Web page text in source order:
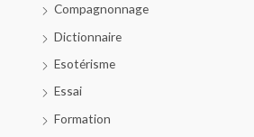
Compagnonnage
Dictionnaire
Esotérisme
Essai
Formation